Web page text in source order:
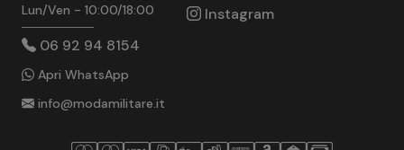
Lun/Ven - 10:00/18:00
06 92 94 8154
Apri WhatsApp
info@modamilitare.it
Instagram